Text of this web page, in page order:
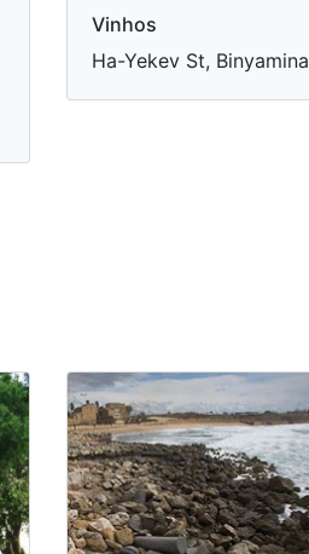
Vinhos
Ha-Yekev St, Binyamina